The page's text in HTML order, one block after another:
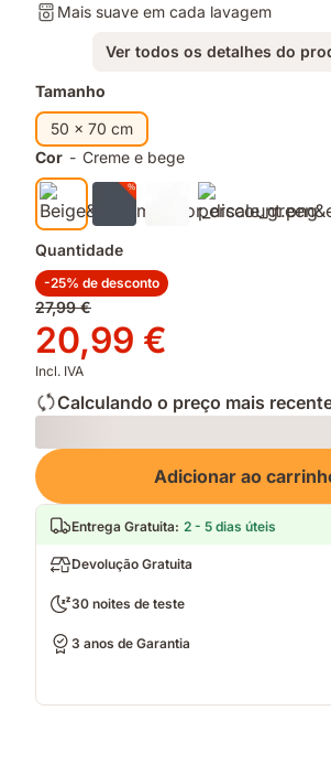
Algodão
Melhora
respirabilidade
tuas
almofadas
Lavagem:
cada
lavagem
Mais suave em cada lavagem
Ver todos os detalhes do
Complementos
Tamanho
50 x 70 cm
Cor - Creme e bege
Quantidade
-25% de desconto
Preço
original
27,99 €
27,99 €
Preço
20,99 €
20,99 €
Incl. IVA
Calculando o preço mais
Loading
Adicionar ao
Entrega Gratuita: 2 - 5 dias úteis
Devolução Gratuita
30 noites de teste
3 anos de Garantia